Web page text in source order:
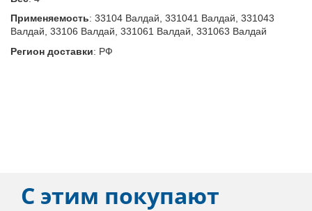
Применяемость: 33104 Валдай, 331041 Валдай, 331043
Валдай, 33106 Валдай, 331061 Валдай, 331063 Валдай
Регион доставки: РФ
С этим покупают